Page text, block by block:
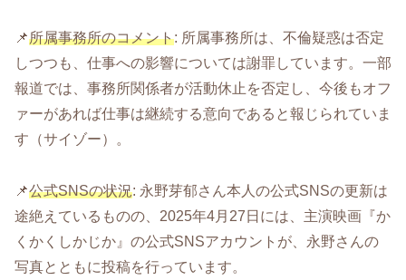
📌所属事務所のコメント: 所属事務所は、不倫疑惑は否定
しつつも、仕事への影響については謝罪しています。一部
報道では、事務所関係者が活動休止を否定し、今後もオフ
ァーがあれば仕事は継続する意向であると報じられていま
す（サイゾー）。
📌公式SNSの状況: 永野芽郁さん本人の公式SNSの更新は
途絶えているものの、2025年4月27日には、主演映画『か
くかくしかじか』の公式SNSアカウントが、永野さんの
写真とともに投稿を行っています。